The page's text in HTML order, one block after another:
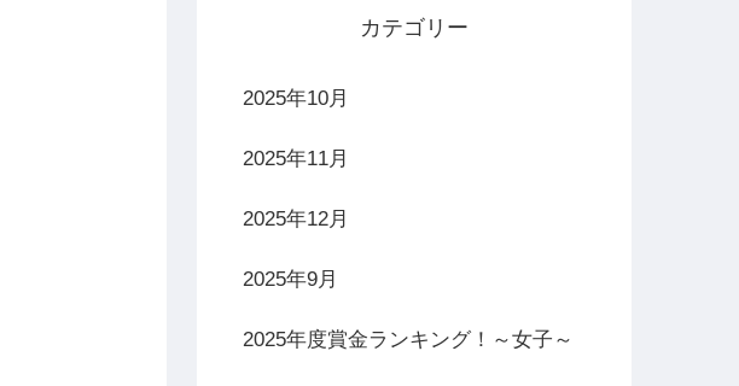
カテゴリー
2025年10月
2025年11月
2025年12月
2025年9月
2025年度賞金ランキング！～女子～